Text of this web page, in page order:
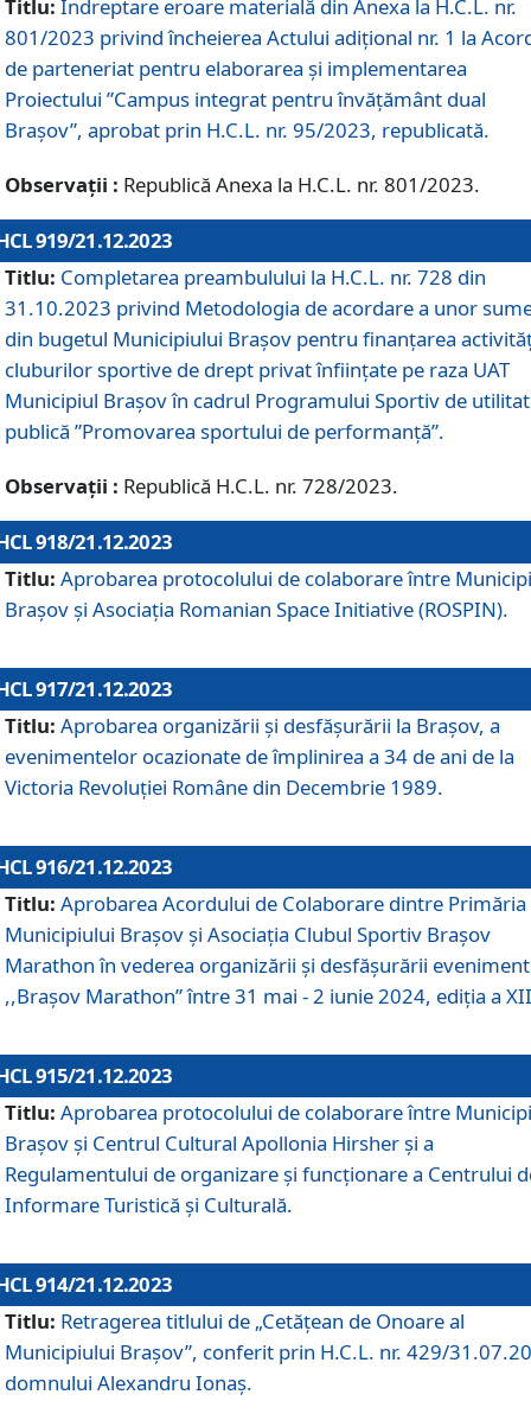
Titlu: Îndreptare eroare materială din Anexa la H.C.L. nr.
801/2023 privind încheierea Actului adițional nr. 1 la
de parteneriat pentru elaborarea și implementarea
Proiectului ”Campus integrat pentru învățământ dual
Brașov”, aprobat prin H.C.L. nr. 95/2023, republicată.
Observații : Republică Anexa la H.C.L. nr. 801/2023.
919/21.12.2023
Titlu: Completarea preambulului la H.C.L. nr. 728 din
31.10.2023 privind Metodologia de acordare a unor
din bugetul Municipiului Brașov pentru finanțarea
cluburilor sportive de drept privat înființate pe raza UAT
Municipiul Brașov în cadrul Programului Sportiv de
publică ”Promovarea sportului de performanță”.
Observații : Republică H.C.L. nr. 728/2023.
918/21.12.2023
Titlu: Aprobarea protocolului de colaborare între
Brașov și Asociația Romanian Space Initiative (ROSPIN).
917/21.12.2023
Titlu: Aprobarea organizării şi desfăşurării la Braşov, a
evenimentelor ocazionate de împlinirea a 34 de ani de la
Victoria Revoluţiei Române din Decembrie 1989.
916/21.12.2023
Titlu: Aprobarea Acordului de Colaborare dintre Primăria
Municipiului Brașov și Asociația Clubul Sportiv Brașov
Marathon în vederea organizării și desfășurării
,,Brașov Marathon” între 31 mai - 2 iunie 2024, ediția a
915/21.12.2023
Titlu: Aprobarea protocolului de colaborare între
Brașov și Centrul Cultural Apollonia Hirsher și a
Regulamentului de organizare și funcționare a Centrului
Informare Turistică și Culturală.
914/21.12.2023
Titlu: Retragerea titlului de „Cetățean de Onoare al
Municipiului Brașov”, conferit prin H.C.L. nr. 429/
domnului Alexandru Ionaș.